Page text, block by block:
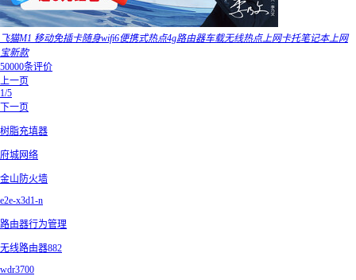
飞猫M1 移动免插卡随身wifi6便携式热点4g路由器车载无线热点上网卡托笔记本上网
宝新款
50000条评价
上一页
1/5
下一页
树脂充填器
府城网络
金山防火墙
e2e-x3d1-n
路由器行为管理
无线路由器882
wdr3700